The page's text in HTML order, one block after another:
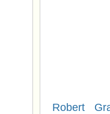
Robert